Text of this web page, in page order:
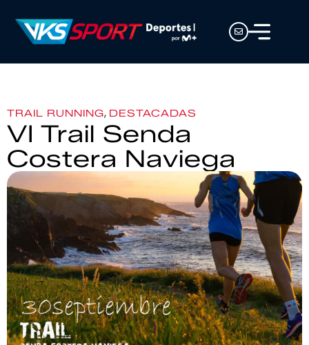
TRAIL RUNNING, DESTACADAS
VI Trail Senda
Costera Naviega